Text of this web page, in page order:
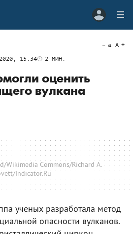
15:34 2 МИН.
a A
оценить
вулкана
Wikimedia Commons/Richard A.
Indicator.Ru
ученых разработала метод
опасности вулканов.